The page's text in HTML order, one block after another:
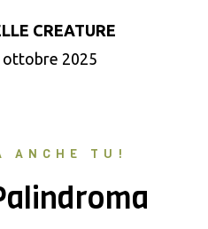
CREATURE
ottobre 2025
ANCHE TU!